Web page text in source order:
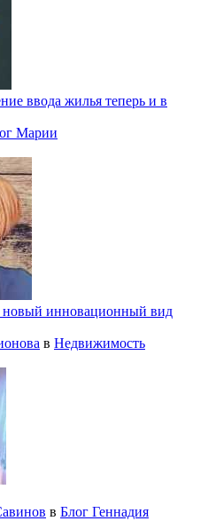
ввода жилья теперь и в
Марии
инновационный вид
в Недвижимость
в Блог Геннадия